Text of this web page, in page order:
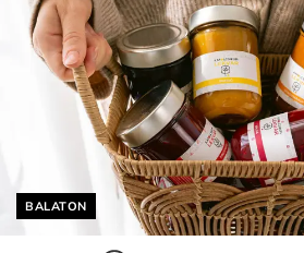
Helyszín címkék:
BALATON